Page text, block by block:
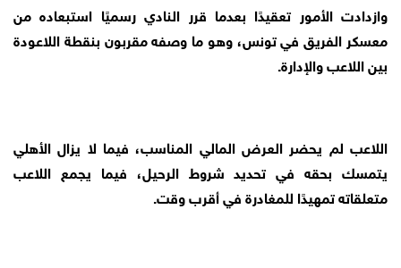
وازدادت الأمور تعقيدًا بعدما قرر النادي رسميًا استبعاده من
معسكر الفريق في تونس، وهو ما وصفه مقربون بنقطة اللاعودة
بين اللاعب والإدارة.
اللاعب لم يحضر العرض المالي المناسب، فيما لا يزال الأهلي
يتمسك بحقه في تحديد شروط الرحيل، فيما يجمع اللاعب
متعلقاته تمهيدًا للمغادرة في أقرب وقت.